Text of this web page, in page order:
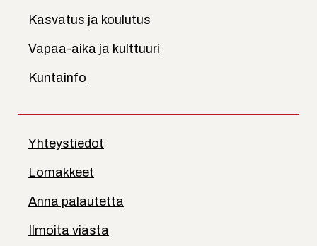
Kasvatus ja koulutus
Vapaa-aika ja kulttuuri
Kuntainfo
Yhteystiedot
Lomakkeet
Anna palautetta
Ilmoita viasta